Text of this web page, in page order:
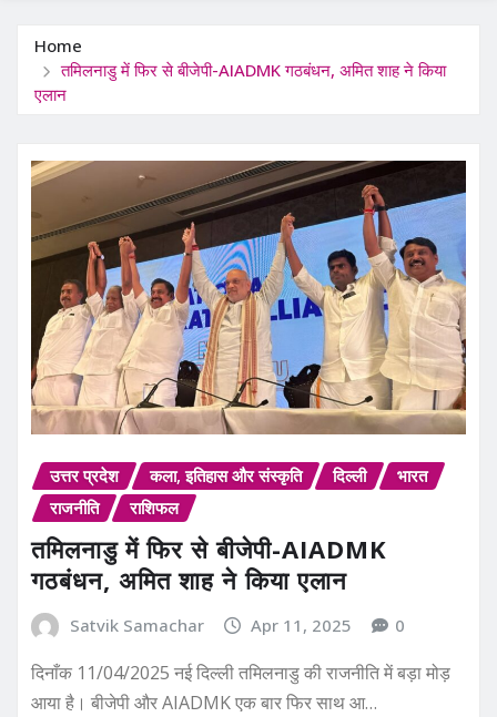
Home
तमिलनाडु में फिर से बीजेपी-AIADMK गठबंधन, अमित शाह ने किया
एलान
उत्तर प्रदेश कला, इतिहास और संस्कृति दिल्ली
भारत
राजनीति
राशिफल
तमिलनाडु में फिर से बीजेपी-AIADMK
गठबंधन, अमित शाह ने किया एलान
Satvik Samachar Apr 11, 2025 0
दिनाँक 11/04/2025 नई दिल्ली तमिलनाडु की राजनीति में बड़ा मोड़
आया है। बीजेपी और AIADMK एक बार फिर साथ आ…